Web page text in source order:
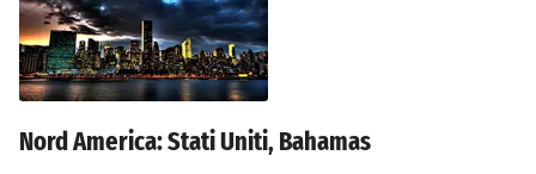
Nord America: Stati Uniti, Bahamas